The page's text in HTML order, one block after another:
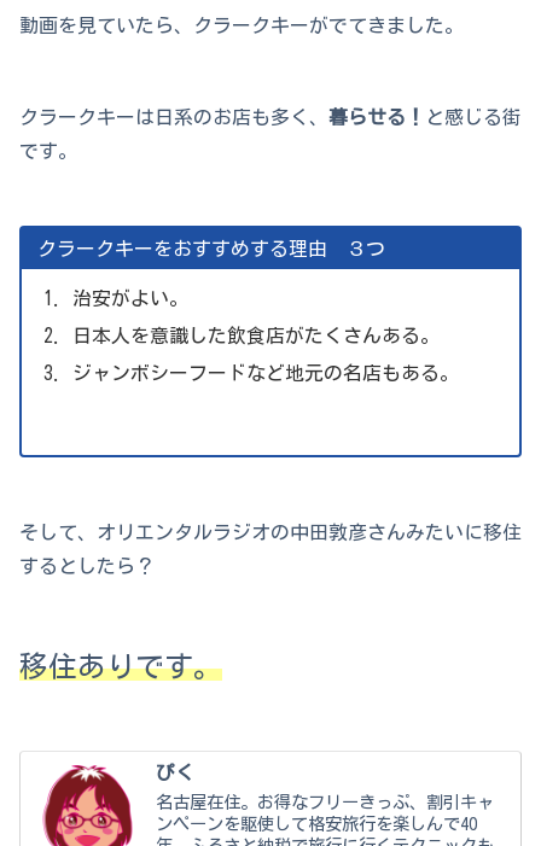
動画を見ていたら、クラークキーがでてきました。
クラークキーは日系のお店も多く、 暮らせる！ と感じる街
です。
クラークキーをおすすめする理由 ３つ
治安がよい。
日本人を意識した飲食店がたくさんある。
ジャンボシーフードなど地元の名店もある。
そして、オリエンタルラジオの中田敦彦さんみたいに移住
するとしたら？
移住ありです。
ぴく
名古屋在住。お得なフリーきっぷ、割引キャ
ンペーンを駆使して格安旅行を楽しんで40